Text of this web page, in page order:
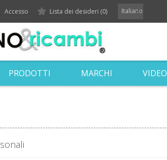
Accesso Lista dei desideri (0) Italiano
PRODOTTI MARCHI